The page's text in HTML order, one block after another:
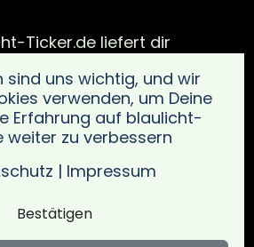
Ticker.de liefert dir
Feuerwehr und von
Bleib
über alle wichtigen
in deiner Region mit
und verlässlichen
sowie wichtigen
sind uns wichtig, und wir
verwenden, um Deine
Erfahrung auf blaulicht-
weiter zu verbessern
| Impressum
Bestätigen